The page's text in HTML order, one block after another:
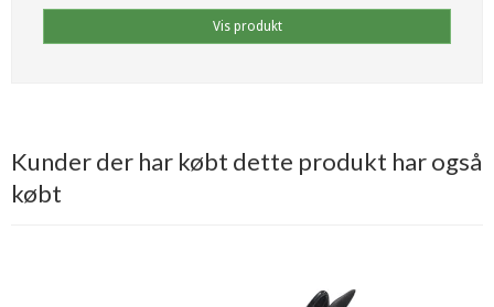
Vis produkt
Kunder der har købt dette produkt har også
købt